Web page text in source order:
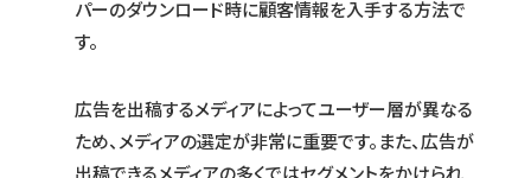
パーのダウンロード時に顧客情報を入手する方法で
す。
広告を出稿するメディアによってユーザー層が異なる
ため、メディアの選定が非常に重要です。また、広告が
出稿できるメディアの多くではセグメントをかけられ